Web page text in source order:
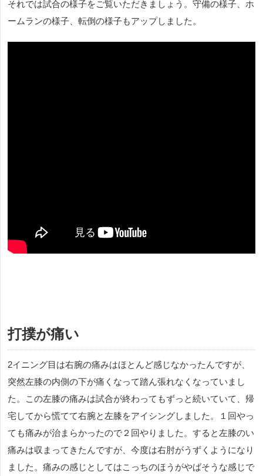
それでは試合の様子をご覧いただきましょう。守備の様子、ホ
ームランの様子、転倒の様子もアップしました。
打撲が痛い
2イニング目は右腕の痛みはほとんど感じなかったんですが、
突然左膝の内側の下が痛くなって踏ん張れなくなっていまし
た。この左膝の痛みは試合が終わってもずっと続いていて、帰
宅してから慌てて右腕と左膝をアイシングしました。１回やっ
ても痛みが治まらかったので２回やりました。すると左膝のい
痛みは収まってきたんですが、今度は右肘がうずくようになり
ました。痛みの感じとしてはこっちのほうがやばそうな感じで